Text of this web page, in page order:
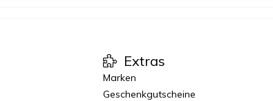
Extras
Marken
Geschenkgutscheine